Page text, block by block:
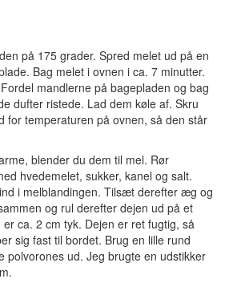
på 175 grader. Spred melet ud på en
Bag melet i ovnen i ca. 7 minutter.
mandlerne på bagepladen og bag
dufter ristede. Lad dem køle af. Skru
for temperaturen på ovnen, så den står
blender du dem til mel. Rør
hvedemelet, sukker, kanel og salt.
i melblandingen. Tilsæt derefter æg og
og rul derefter dejen ud på et
ca. 2 cm tyk. Dejen er ret fugtig, så
sig fast til bordet. Brug en lille rund
polvorones ud. Jeg brugte en udstikker